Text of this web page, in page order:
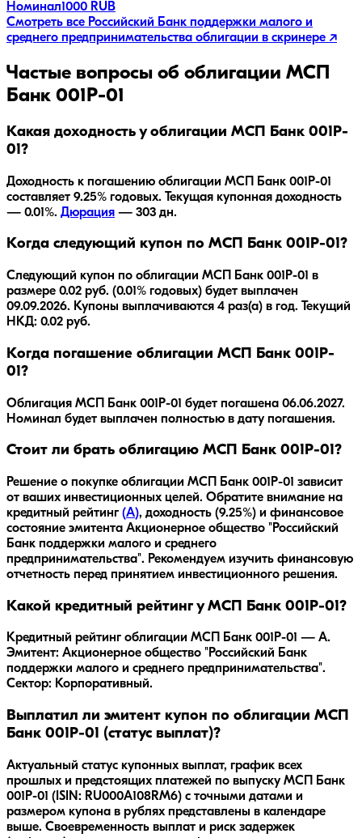
Номинал1000 RUB
Смотреть все Российский Банк поддержки малого и
среднего предпринимательства облигации в скринере ↗
Частые вопросы об облигации МСП
Банк 001P-01
Какая доходность у облигации МСП Банк 001P-
01?
Доходность к погашению облигации МСП Банк 001P-01
составляет 9.25% годовых. Текущая купонная доходность
— 0.01%. Дюрация — 303 дн.
Когда следующий купон по МСП Банк 001P-01?
Следующий купон по облигации МСП Банк 001P-01 в
размере 0.02 руб. (0.01% годовых) будет выплачен
09.09.2026. Купоны выплачиваются 4 раз(а) в год. Текущий
НКД: 0.02 руб.
Когда погашение облигации МСП Банк 001P-
01?
Облигация МСП Банк 001P-01 будет погашена 06.06.2027.
Номинал будет выплачен полностью в дату погашения.
Стоит ли брать облигацию МСП Банк 001P-01?
Решение о покупке облигации МСП Банк 001P-01 зависит
от ваших инвестиционных целей. Обратите внимание на
кредитный рейтинг (A), доходность (9.25%) и финансовое
состояние эмитента Акционерное общество "Российский
Банк поддержки малого и среднего
предпринимательства". Рекомендуем изучить финансовую
отчетность перед принятием инвестиционного решения.
Какой кредитный рейтинг у МСП Банк 001P-01?
Кредитный рейтинг облигации МСП Банк 001P-01 — A.
Эмитент: Акционерное общество "Российский Банк
поддержки малого и среднего предпринимательства".
Сектор: Корпоративный.
Выплатил ли эмитент купон по облигации МСП
Банк 001P-01 (статус выплат)?
Актуальный статус купонных выплат, график всех
прошлых и предстоящих платежей по выпуску МСП Банк
001P-01 (ISIN: RU000A108RM6) с точными датами и
размером купона в рублях представлены в календаре
выше. Своевременность выплат и риск задержек